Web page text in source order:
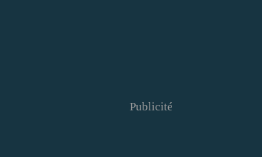
Publicité